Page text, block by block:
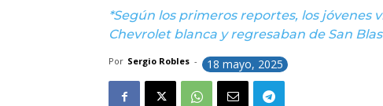
*Según los primeros reportes, los jóvenes
Chevrolet blanca y regresaban de San
Por Sergio Robles - 18 mayo, 2025